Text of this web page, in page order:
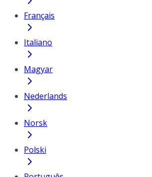
Français
Italiano
Magyar
Nederlands
Norsk
Polski